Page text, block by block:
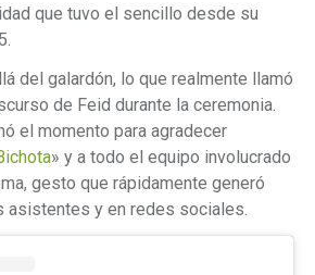
que tuvo el sencillo desde su
del galardón, lo que realmente llamó
de Feid durante la ceremonia.
el momento para agradecer
» y a todo el equipo involucrado
gesto que rápidamente generó
asistentes y en redes sociales.